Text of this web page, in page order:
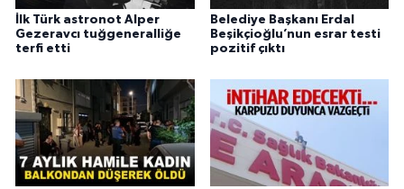
İlk Türk astronot Alper
Gezeravcı tuğgeneralliğe
terfi etti
Belediye Başkanı Erdal
Beşikçioğlu’nun esrar testi
pozitif çıktı